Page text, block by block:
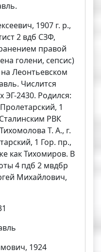
1907 г. р.,
2 вдб СЗФ,
правой
голени, сепсис)
Леонтьевском
Числится
ЭГ-2430. Родился:
1
РВК
Т. А., г.
1 Гор. пр.,
как Тихомиров. В
4 пдб 2 мвдбр
Михайлович,
1924